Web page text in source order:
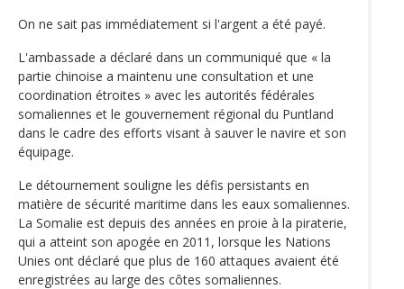
On ne sait pas immédiatement si l'argent a été payé.
L'ambassade a déclaré dans un communiqué que « la
partie chinoise a maintenu une consultation et une
coordination étroites » avec les autorités fédérales
somaliennes et le gouvernement régional du Puntland
dans le cadre des efforts visant à sauver le navire et son
équipage.
Le détournement souligne les défis persistants en
matière de sécurité maritime dans les eaux somaliennes.
La Somalie est depuis des années en proie à la piraterie,
qui a atteint son apogée en 2011, lorsque les Nations
Unies ont déclaré que plus de 160 attaques avaient été
enregistrées au large des côtes somaliennes.